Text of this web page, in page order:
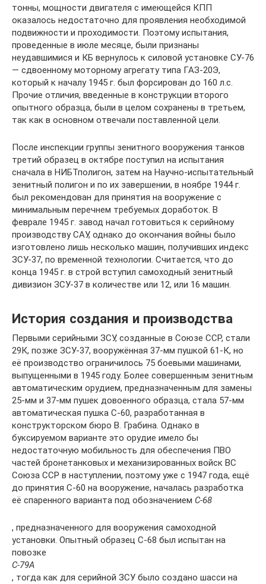
тонны, мощности двигателя с имеющейся КПП
оказалось недостаточно для проявления необходимой
подвижности и проходимости. Поэтому испытания,
проведенные в июле месяце, были признаны
неудавшимися и КБ вернулось к силовой установке СУ-76
— сдвоенному моторному агрегату типа ГАЗ-20Э,
который к началу 1945 г. был форсирован до 160 л.с.
Прочие отличия, введенные в конструкции второго
опытного образца, были в целом сохранены в третьем,
так как в основном отвечали поставленной цели.
После инспекции группы зенитного вооружения танков
третий образец в октябре поступил на испытания
сначала в НИБТполигон, затем на Научно-испытательный
зенитный полигон и по их завершении, в ноябре 1944 г.
был рекомендован для принятия на вооружение с
минимальным перечнем требуемых доработок. В
феврале 1945 г. завод начал готовиться к серийному
производству САУ, однако до окончания войны было
изготовлено лишь несколько машин, получивших индекс
ЗСУ-37, по временной технологии. Считается, что до
конца 1945 г. в строй вступил самоходный зенитный
дивизион ЗСУ-37 в количестве или 12, или 16 машин.
История создания и производства
Первыми серийными ЗСУ, созданные в Союзе ССР, стали
29К, позже ЗСУ-37, вооружённая 37-мм пушкой 61-К, но
её производство ограничилось 75 боевыми машинами,
выпущенными в 1945 году. Более совершенным зенитным
автоматическим орудием, предназначенным для замены
25-мм и 37-мм пушек довоенного образца, стала 57-мм
автоматическая пушка С-60, разработанная в
конструкторском бюро В. Грабина. Однако в
буксируемом варианте это орудие имело бы
недостаточную мобильность для обеспечения ПВО
частей бронетанковых и механизированных войск ВС
Союза ССР в наступлении, поэтому уже с 1947 года, ещё
до принятия С-60 на вооружение, началась разработка
её спаренного варианта под обозначением С-68
, предназначенного для вооружения самоходной
установки. Опытный образец С-68 был испытан на
повозке
С-79А
, тогда как для серийной ЗСУ было создано шасси на